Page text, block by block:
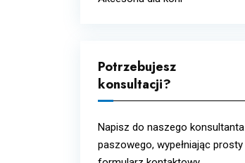
Układ pokarmowy i
metabolizm
Potrzebujesz
konsultacji?
Napisz do naszego konsultanta
paszowego, wypełniając prosty